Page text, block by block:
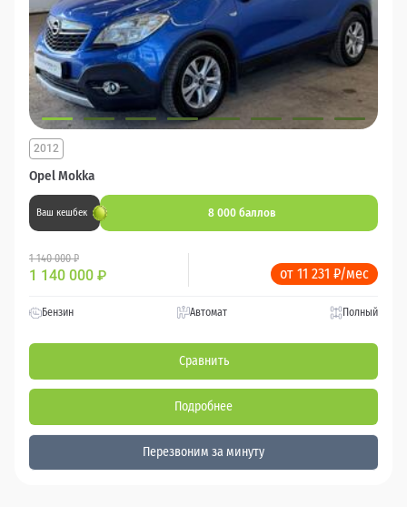
Opel Mokka
2012
Ваш кешбек 8 000 баллов
1 140 000 ₽
1 140 000 ₽ от 11 231 ₽/мес
Бензин Автомат Полный
Сравнить
Подробнее
Перезвоним за минуту